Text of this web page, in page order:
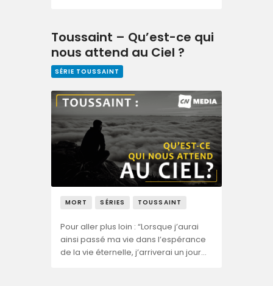
Toussaint – Qu’est-ce qui
nous attend au Ciel ?
SÉRIE TOUSSAINT
MORT SÉRIES TOUSSAINT
Pour aller plus loin : “Lorsque j’aurai
ainsi passé ma vie dans l’espérance
de la vie éternelle, j’arriverai un jour…